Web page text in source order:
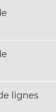
lignes